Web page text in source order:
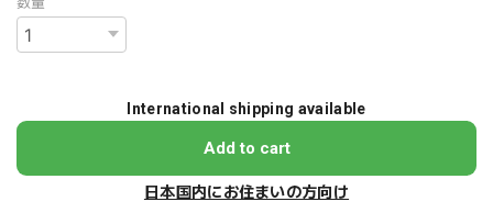
International shipping available
Add to cart
日本国内にお住まいの方向け